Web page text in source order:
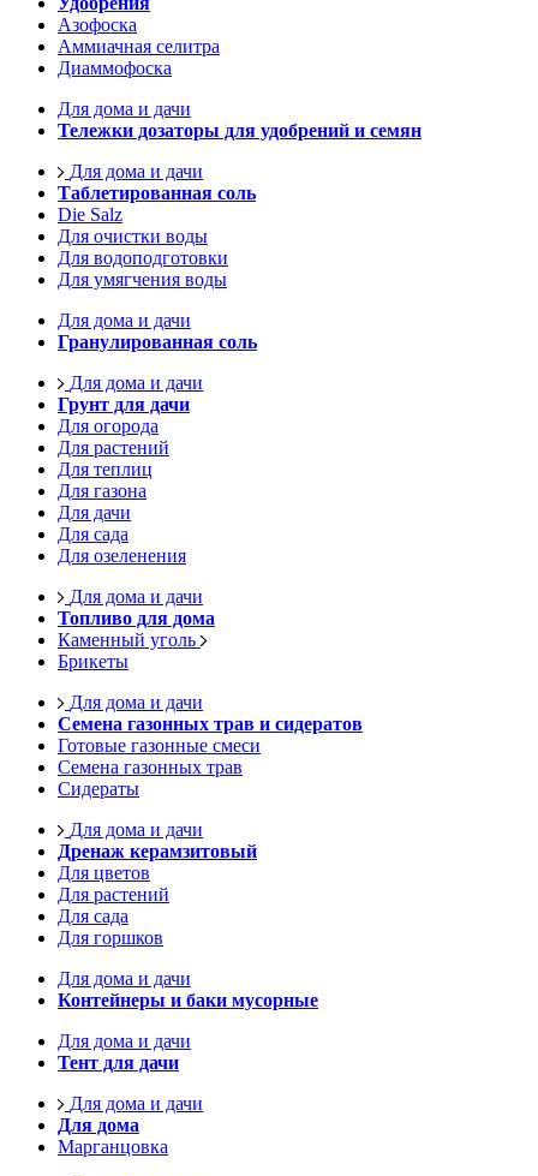
Азофоска
Аммиачная селитра
Диаммофоска
Для дома и дачи
Тележки дозаторы для удобрений и семян
Для дома и дачи
Таблетированная соль
Die Salz
Для очистки воды
Для водоподготовки
Для умягчения воды
Для дома и дачи
Гранулированная соль
Для дома и дачи
Грунт для дачи
Для огорода
Для растений
Для теплиц
Для газона
Для дачи
Для сада
Для озеленения
Для дома и дачи
Топливо для дома
Каменный уголь
Брикеты
Для дома и дачи
Семена газонных трав и сидератов
Готовые газонные смеси
Семена газонных трав
Сидераты
Для дома и дачи
Дренаж керамзитовый
Для цветов
Для растений
Для сада
Для горшков
Для дома и дачи
Контейнеры и баки мусорные
Для дома и дачи
Тент для дачи
Для дома и дачи
Для дома
Марганцовка